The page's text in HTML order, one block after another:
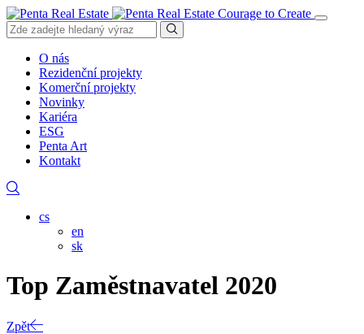
Courage to Create
O nás
Rezidenční projekty
Komerční projekty
Novinky
Kariéra
ESG
Penta Art
Kontakt
cs
en
sk
Top Zaměstnavatel 2020
Zpět